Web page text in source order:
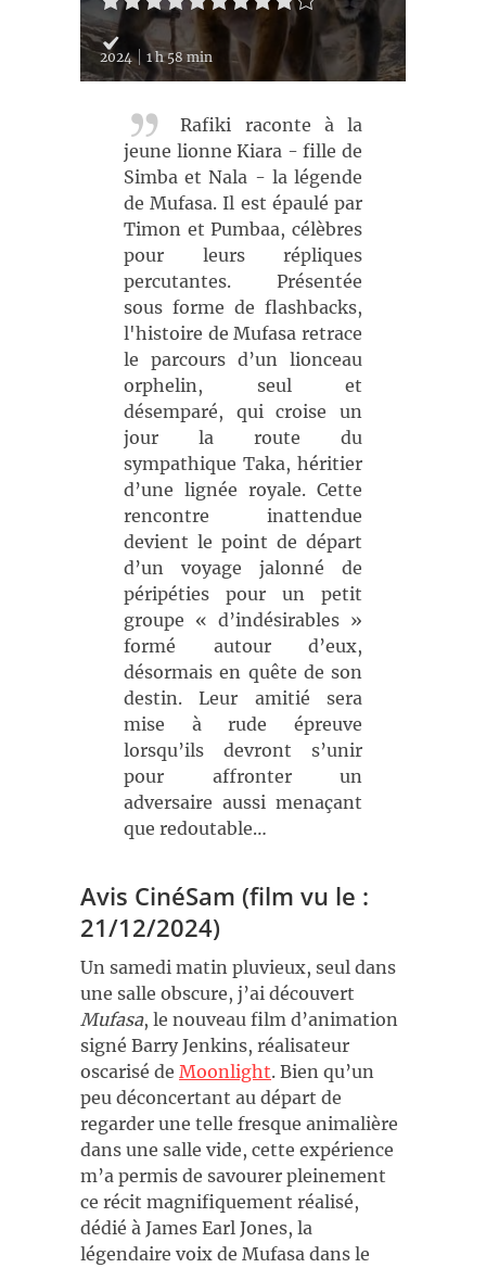
2024 1 h 58 min
Rafiki raconte à la
jeune lionne Kiara - fille de
Simba et Nala - la légende
de Mufasa. Il est épaulé par
Timon et Pumbaa, célèbres
pour leurs répliques
percutantes. Présentée
sous forme de flashbacks,
l'histoire de Mufasa retrace
le parcours d’un lionceau
orphelin, seul et
désemparé, qui croise un
jour la route du
sympathique Taka, héritier
d’une lignée royale. Cette
rencontre inattendue
devient le point de départ
d’un voyage jalonné de
péripéties pour un petit
groupe « d’indésirables »
formé autour d’eux,
désormais en quête de son
destin. Leur amitié sera
mise à rude épreuve
lorsqu’ils devront s’unir
pour affronter un
adversaire aussi menaçant
que redoutable…
Avis CinéSam (film vu le :
21/12/2024)
Un samedi matin pluvieux, seul dans
une salle obscure, j’ai découvert
Mufasa, le nouveau film d’animation
signé Barry Jenkins, réalisateur
oscarisé de Moonlight. Bien qu’un
peu déconcertant au départ de
regarder une telle fresque animalière
dans une salle vide, cette expérience
m’a permis de savourer pleinement
ce récit magnifiquement réalisé,
dédié à James Earl Jones, la
légendaire voix de Mufasa dans le